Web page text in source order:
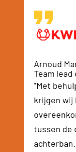
Arnoud
Team
"Met
krijgen wij
tussen de